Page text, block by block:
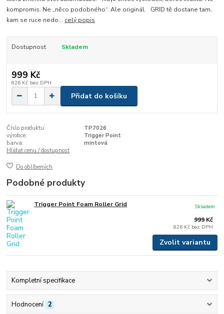
kompromis. Ne „něco podobného“. Ale originál. GRID tě dostane tam,
kam se ruce nedo... celý popis
Dostupnost Skladem
999 Kč
826 Kč bez DPH
Přidat do košíku
Číslo produktu:
TP7026
výrobce:
Trigger Point
barva:
mintová
Hlídat cenu / dostupnost
Do oblíbených
Podobné produkty
Trigger Point Foam Roller Grid
999 Kč
826 Kč bez DPH
Skladem
Zvolit variantu
Kompletní specifikace
Hodnocení 2